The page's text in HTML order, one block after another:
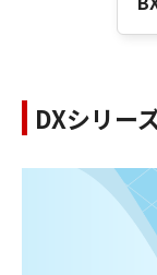
DXシリー